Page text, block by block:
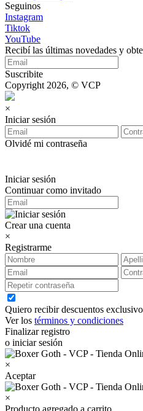
Seguinos
Instagram
Tiktok
YouTube
Recibí las últimas novedades y
Suscribite
Copyright 2026, © VCP
×
Iniciar sesión
Olvidé mi contraseña
Iniciar sesión
Continuar como invitado
Crear una cuenta
×
Registrarme
Quiero recibir descuentos
Ver los términos y condiciones
Finalizar registro
o iniciar sesión
×
Aceptar
×
Producto agregado a carrito